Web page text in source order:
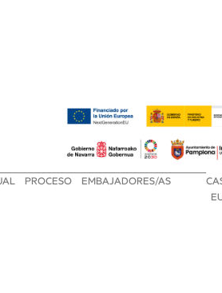
PROCESO
EMBAJADORES/AS